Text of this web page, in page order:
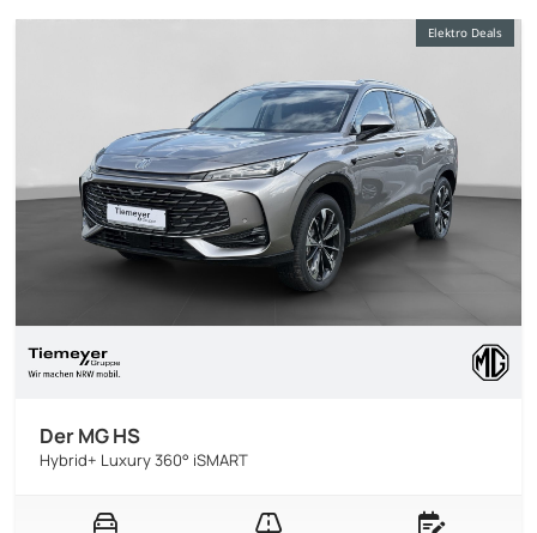
Elektro Deals
Der MG HS
Hybrid+ Luxury 360° iSMART